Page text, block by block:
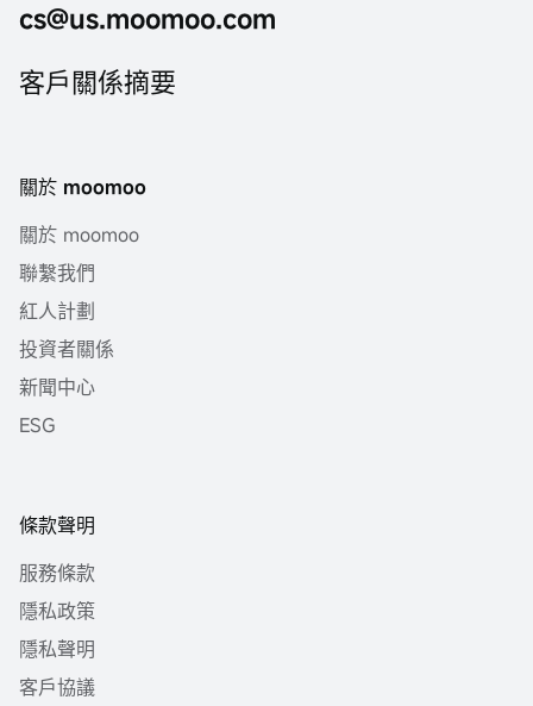
cs@us.moomoo.com
客戶關係摘要
關於 moomoo
關於 moomoo
聯繫我們
紅人計劃
投資者關係
新聞中心
ESG
條款聲明
服務條款
隱私政策
隱私聲明
客戶協議